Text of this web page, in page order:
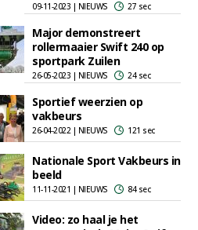
09-11-2023 | NIEUWS 27 sec
Major demonstreert
rollermaaier Swift 240 op
sportpark Zuilen
26-05-2023 | NIEUWS 24 sec
Sportief weerzien op
vakbeurs
26-04-2022 | NIEUWS 121 sec
Nationale Sport Vakbeurs in
beeld
11-11-2021 | NIEUWS 84 sec
Video: zo haal je het